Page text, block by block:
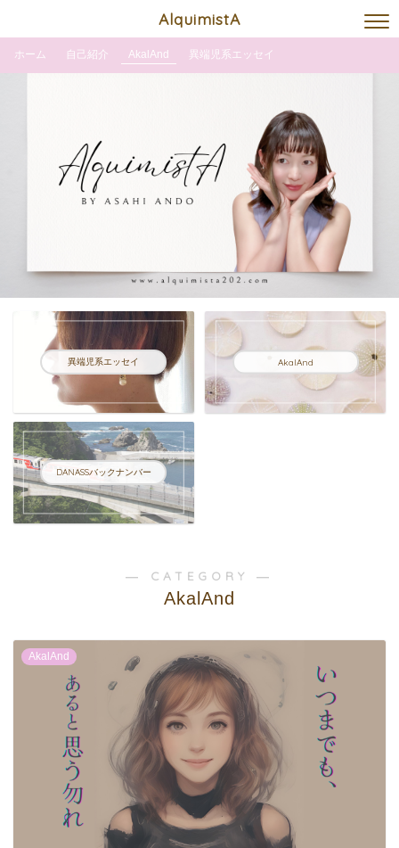
AlquimistA
ホーム 自己紹介 AkalAnd 異端児系エッセイ
異端児系エッセイ AkalAnd
DANASSバックナンバー
― CATEGORY ―
AkalAnd
AkalAnd